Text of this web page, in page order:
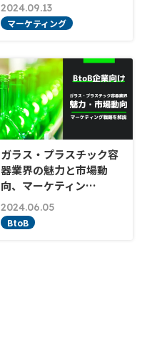
2024.09.13
マーケティング
ガラス・プラスチック容
器業界の魅力と市場動
向、マーケティン…
2024.06.05
BtoB